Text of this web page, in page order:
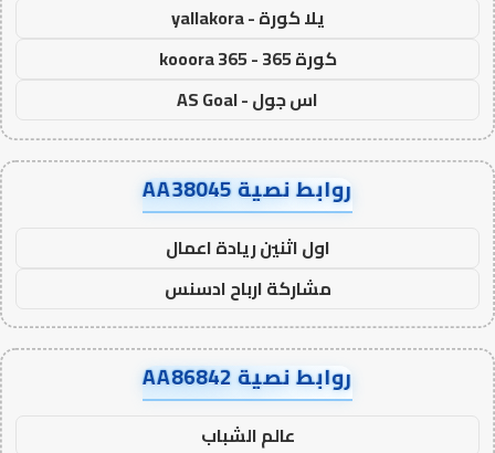
يلا كورة - yallakora
كورة 365 - kooora 365
اس جول - AS Goal
روابط نصية AA38045
اول اثنين ريادة اعمال
مشاركة ارباح ادسنس
روابط نصية AA86842
عالم الشباب